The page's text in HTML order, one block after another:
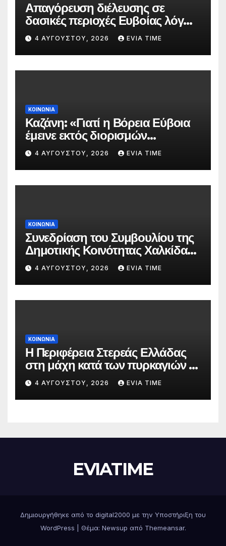
Απαγόρευση διέλευσης σε
δασικές περιοχές Ευβοίας λόγω
πολύ υψηλού κινδύνου
πυρκαγιάς
4 ΑΥΓΟΎΣΤΟΥ, 2026 EVIA TIME
ΚΟΙΝΩΝΙΑ
Καζάνη: «Γιατί η Βόρεια Εύβοια
έμεινε εκτός διορισμών
δασκάλων;»
4 ΑΥΓΟΎΣΤΟΥ, 2026 EVIA TIME
ΚΟΙΝΩΝΙΑ
Συνεδρίαση του Συμβουλίου της
Δημοτικής Κοινότητας Χαλκίδας
την 5 Αυγούστου
4 ΑΥΓΟΎΣΤΟΥ, 2026 EVIA TIME
ΚΟΙΝΩΝΙΑ
Η Περιφέρεια Στερεάς Ελλάδας
στη μάχη κατά των πυρκαγιών –
Δράσεις και στήριξη σε πέντε
περιφερειακές ενότητες
4 ΑΥΓΟΎΣΤΟΥ, 2026 EVIA TIME
EVIATIME
Δημιουργήθηκε από το digital2000 με την Υποστήριξη του
WordPress
Θέμα: Newsup από Themeansar.